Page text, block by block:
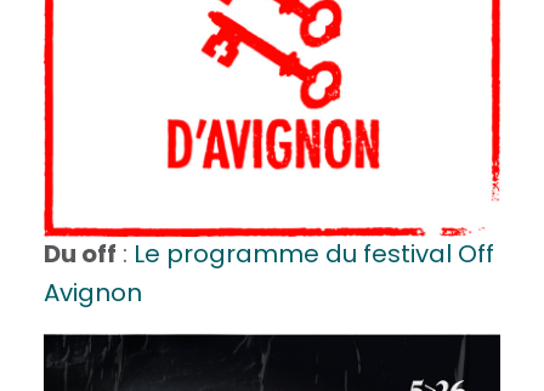
Du off : Le programme du festival Off
Avignon